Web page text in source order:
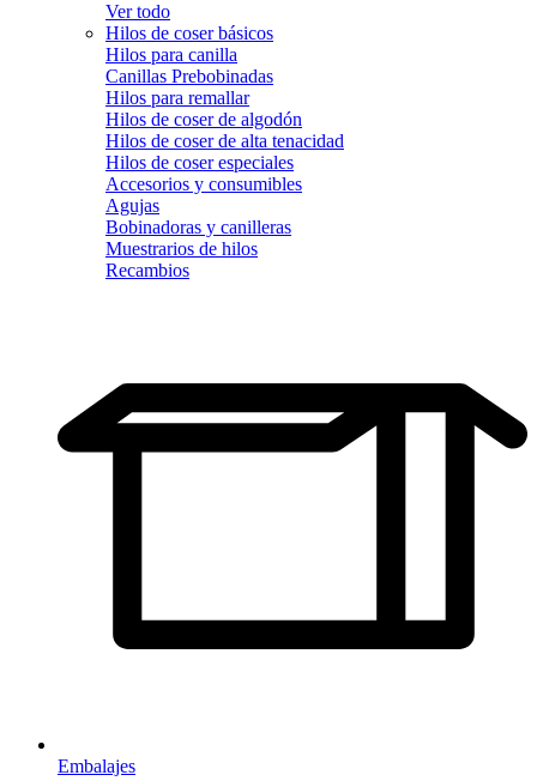
Ver todo
Hilos de coser básicos
Hilos para canilla
Canillas Prebobinadas
Hilos para remallar
Hilos de coser de algodón
Hilos de coser de alta tenacidad
Hilos de coser especiales
Accesorios y consumibles
Agujas
Bobinadoras y canilleras
Muestrarios de hilos
Recambios
Embalajes